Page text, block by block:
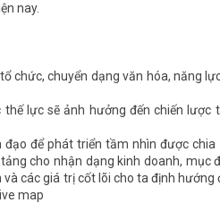
nay.
chức, chuyển dạng văn hóa, năng
lực sẽ ảnh hưởng đến chiến lược
để phát triển tầm nhìn được chia
cho nhận dạng kinh doanh, mục
các giá trị cốt lõi cho ta định hướng
map